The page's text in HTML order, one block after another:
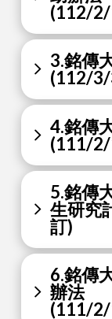
(112/
3.銘傳
(112/
4.銘傳
(111/
5.銘傳
生研究
訂)
6.銘傳
辦法
(111/